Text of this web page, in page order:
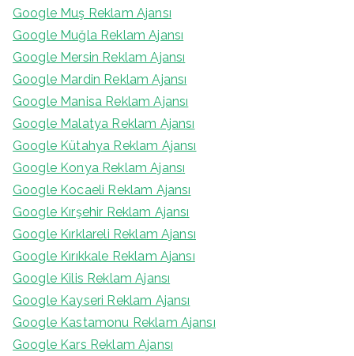
Google Muş Reklam Ajansı
Google Muğla Reklam Ajansı
Google Mersin Reklam Ajansı
Google Mardin Reklam Ajansı
Google Manisa Reklam Ajansı
Google Malatya Reklam Ajansı
Google Kütahya Reklam Ajansı
Google Konya Reklam Ajansı
Google Kocaeli Reklam Ajansı
Google Kırşehir Reklam Ajansı
Google Kırklareli Reklam Ajansı
Google Kırıkkale Reklam Ajansı
Google Kilis Reklam Ajansı
Google Kayseri Reklam Ajansı
Google Kastamonu Reklam Ajansı
Google Kars Reklam Ajansı